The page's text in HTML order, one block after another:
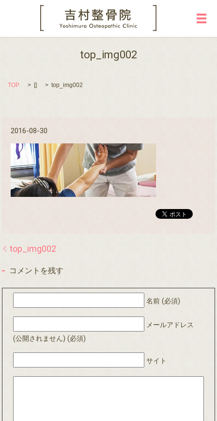
メ
top_img002
TOP [] top_img002
2016-08-30
top_img002
コメントを残す
名前 (必須)
メールアドレス
(公開されません) (必須)
サイト